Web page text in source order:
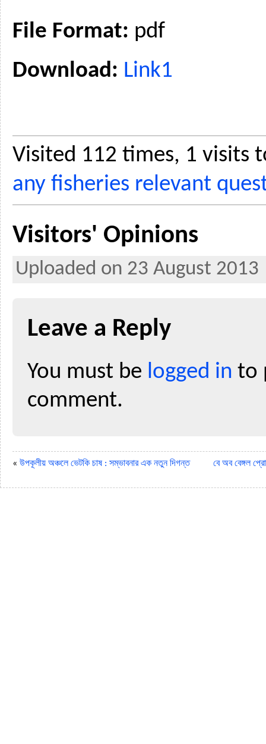
File Format: pdf
Download: Link1
Visited 112 times, 1 visits
any fisheries relevant
Visitors' Opinions
Uploaded on 23 August 2013
Leave a Reply
You must be logged in to
comment.
« উপকূলীয় অঞ্চলে ভেটকি চাষ : সম্ভাবনার এক নতুন দিগন্ত বে অব বেঙ্গল